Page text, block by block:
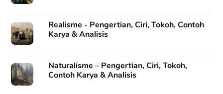
Realisme - Pengertian, Ciri, Tokoh, Contoh
Karya & Analisis
Naturalisme – Pengertian, Ciri, Tokoh,
Contoh Karya & Analisis